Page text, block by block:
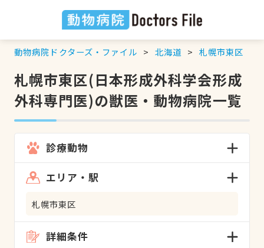
動物病院ドクターズ・ファイル 北海道 札幌市東区
札幌市東区(日本形成外科学会形成
外科専門医)の獣医・動物病院一覧
診療動物
エリア・駅
札幌市東区
詳細条件